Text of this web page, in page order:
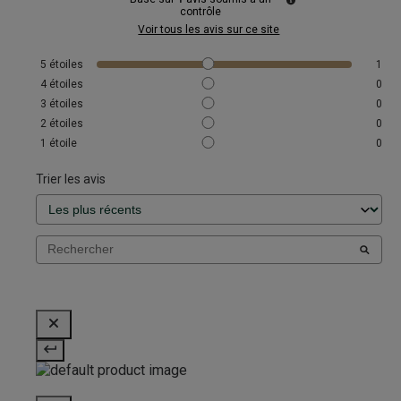
contrôle
Voir tous les avis sur ce site
5 étoiles
1
4 étoiles
0
3 étoiles
0
2 étoiles
0
1 étoile 0
Trier les avis